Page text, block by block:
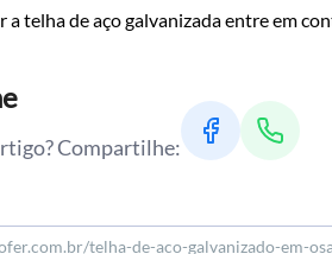
telha de aço galvanizada entre em
Compartilhe: